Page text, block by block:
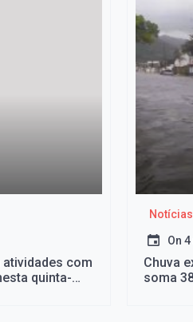
com
quinta-
Notícias
On 4
Chuva
soma